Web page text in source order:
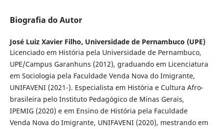
Biografia do Autor
José Luiz Xavier Filho, Universidade de Pernambuco (UPE)
Licenciado em História pela Universidade de Pernambuco,
UPE/Campus Garanhuns (2012), graduando em Licenciatura
em Sociologia pela Faculdade Venda Nova do Imigrante,
UNIFAVENI (2021-). Especialista em História e Cultura Afro-
brasileira pelo Instituto Pedagógico de Minas Gerais,
IPEMIG (2020) e em Ensino de História pela Faculdade
Venda Nova do Imigrante, UNIFAVENI (2020), mestrando em